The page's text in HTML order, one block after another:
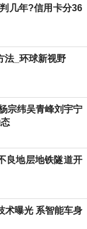
几年?信用卡分36
法_环球新视野
宗纬吴青峰刘宇宁
良地层地铁隧道开
术曝光 系智能车身